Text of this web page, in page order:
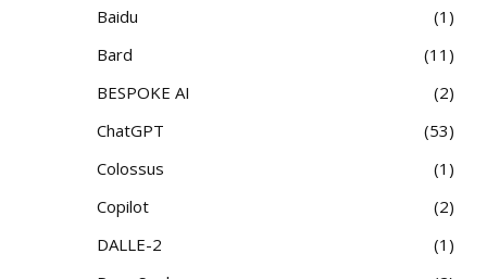
Baidu
1
Bard
11
BESPOKE AI
2
ChatGPT
53
Colossus
1
Copilot
2
DALLE-2
1